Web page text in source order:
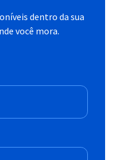
dentro da sua
você mora.